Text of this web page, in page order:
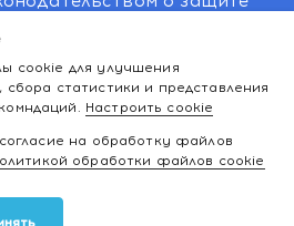
cookie для улучшения
сбора статистики и представления
Настроить cookie
на обработку файлов
обработки файлов cookie